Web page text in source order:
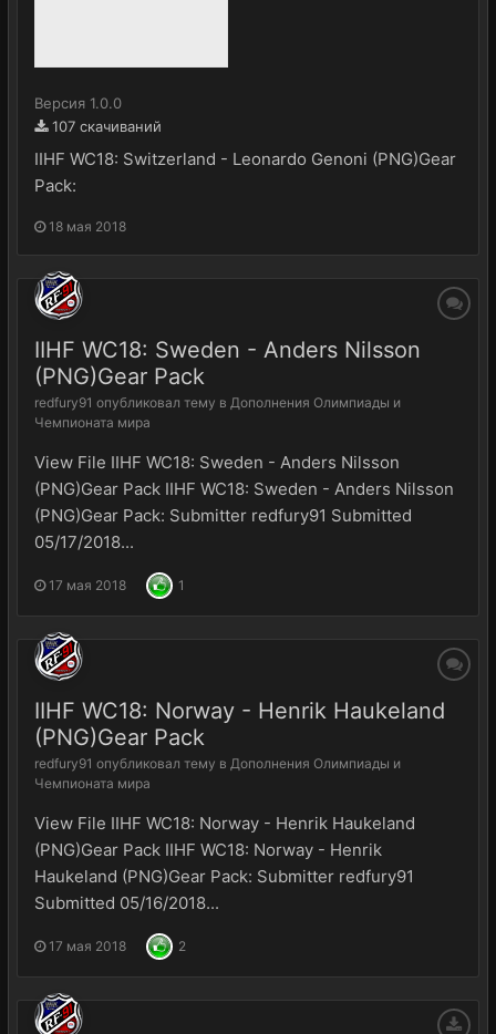
Версия 1.0.0
107 скачиваний
IIHF WC18: Switzerland - Leonardo Genoni (PNG)Gear
Pack:
18 мая 2018
IIHF WC18: Sweden - Anders Nilsson
(PNG)Gear Pack
redfury91 опубликовал тему в Дополнения Олимпиады и
Чемпионата мира
View File IIHF WC18: Sweden - Anders Nilsson
(PNG)Gear Pack IIHF WC18: Sweden - Anders Nilsson
(PNG)Gear Pack: Submitter redfury91 Submitted
05/17/2018...
17 мая 2018 1
IIHF WC18: Norway - Henrik Haukeland
(PNG)Gear Pack
redfury91 опубликовал тему в Дополнения Олимпиады и
Чемпионата мира
View File IIHF WC18: Norway - Henrik Haukeland
(PNG)Gear Pack IIHF WC18: Norway - Henrik
Haukeland (PNG)Gear Pack: Submitter redfury91
Submitted 05/16/2018...
17 мая 2018 2